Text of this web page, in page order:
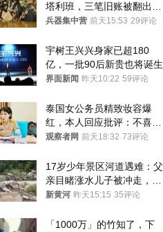
塔利班，三笔旧账被翻出，
最大风险出现
兵器集中营 前天15:53 29评论
宇树王兴兴身家已超180
亿，一批90后新贵也将诞生
界面新闻 昨天10:22 59评论
泰国女公务员精致妆容爆
红，本人回应批评：不喜欢
就别看
观察者网 前天18:32 73评论
17岁少年景区河道遇难：父
亲目睹涨水儿子被冲走，当
地排除上游泄洪，家属盼厘
新黄河 昨天15:15 35评论
「1000万」的竹知了，下